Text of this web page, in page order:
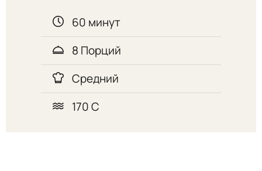
60 минут
8 Порций
Средний
170 С